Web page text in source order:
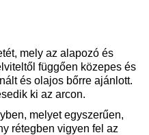
mely az alapozó és
függően közepes és
és olajos bőrre ajánlott.
ki az arcon.
melyet egyszerűen,
rétegben vigyen fel az